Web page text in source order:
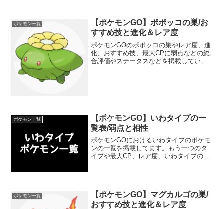
ポケモン一覧
【ポケモンGO】ポポッコの巣/お
すすめ技と進化＆レア度
ポケモンGOのポポッコの巣やレア度、進
化、おすすめ技、最大CPに弱点などの総
合評価やステータスなどを掲載していま
ポケモン一覧
【ポケモンGO】いわタイプの一
覧表/弱点と相性
ポケモンGOにおけるいわタイプのポケモ
ンの一覧を掲載してます。もう一つのタ
イプや最大CP、レア度、いわタイプの弱
ポケモン一覧
【ポケモンGO】マグカルゴの巣/
おすすめ技と進化＆レア度